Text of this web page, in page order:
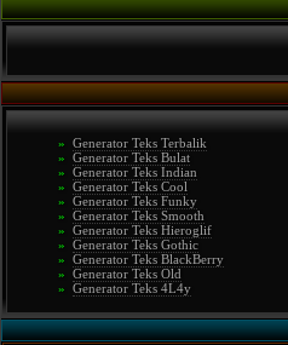
» Generator Teks Terbalik
» Generator Teks Bulat
» Generator Teks Indian
» Generator Teks Cool
» Generator Teks Funky
» Generator Teks Smooth
» Generator Teks Hieroglif
» Generator Teks Gothic
» Generator Teks BlackBerry
» Generator Teks Old
» Generator Teks 4L4y